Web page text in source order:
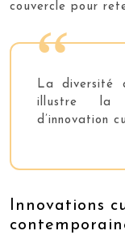
couvercle pour
La diversité
illustre la
d’innovation
Innovations